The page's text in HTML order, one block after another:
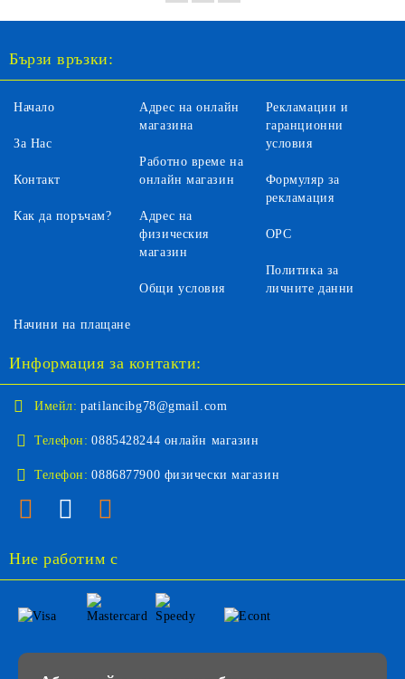
Бързи връзки:
Начало
За Нас
Контакт
Как да поръчам?
Адрес на онлайн
магазина
Работно време на
онлайн магазин
Адрес на
физическия
магазин
Общи условия
Рекламации и
гаранционни
условия
Формуляр за
рекламация
ОРС
Политика за
личните данни
Начини на плащане
Информация за контакти:
Имейл: patilancibg78@gmail.com
Телефон: 0885428244 онлайн магазин
Телефон: 0886877900 физически магазин
Ние работим с